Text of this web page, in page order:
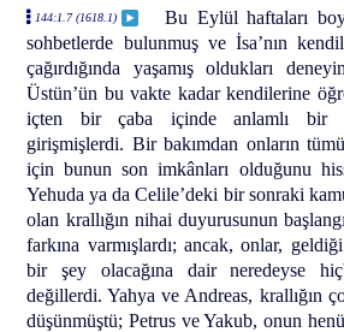
144:1.7 (1618.1)
Bu Eylül haftaları
sohbetlerde bulunmuş ve İsa’nın
çağırdığında yaşamış oldukları
Üstün’ün bu vakte kadar kendilerine
içten bir çaba içinde anlamlı bir
girişmişlerdi. Bir bakımdan onların
için bunun son imkânları olduğunu
Yehuda ya da Celile’deki bir sonraki
olan krallığın nihai duyurusunun
farkına varmışlardı; ancak, onlar,
bir şey olacağına dair neredeyse
değillerdi. Yahya ve Andreas, krallığın
düşünmüştü; Petrus ve Yakub, onun